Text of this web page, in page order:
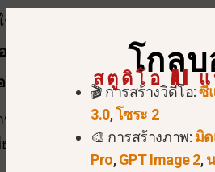
ช้สามารถเจาะลึกได้มากขึ้นด้วยค
ปฏิบัติการ:
สำหรับนักพัฒนาแล
อเป็นอันดับแรก:แอปพลิเคชัน
“ฉันสามารถใช้ Perplexity บน
บด้วย ความสับสนกับ GPT ในบ
โกล
สตูดิโอ AI
🎬 การสร้างวิดีโอ:ซี
3.0,โซระ 2
🎨 การสร้างภาพ: มิด
Pro,GPT Image 2,